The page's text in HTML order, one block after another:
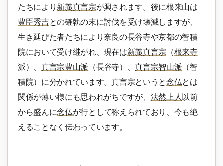
たちにより 新義真言宗が興されます。後に根来山は
豊臣秀吉との確執の末に討伐を受け壊滅しますが、
生き延びた者たちにより奈良の長谷寺や京都の智積
院において受け継がれ、現在は新義真言宗（根来寺
派）、真言宗豊山派 （長谷寺）、真言宗智山派 （智
積院）に分かれています。真言宗というと念仏とは
関係が薄い様にも思われがちですが、 法然上人 以前
から盛んに念仏が行として称えられており、今も絶
えることなく伝わっています。